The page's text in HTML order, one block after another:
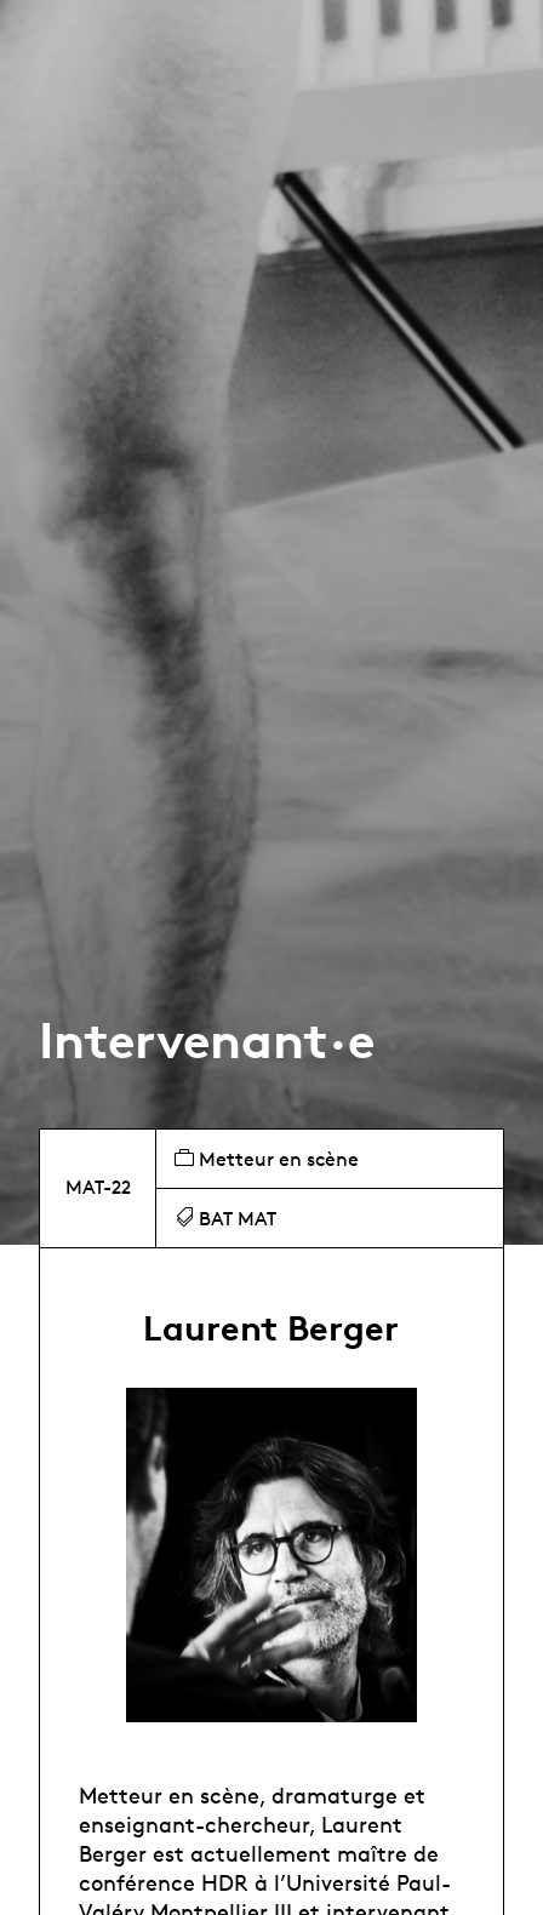
Intervenant·e
MAT-22
Metteur en scène
BAT MAT
Laurent Berger
Metteur en scène, dramaturge et
enseignant-chercheur, Laurent
Berger est actuellement maître de
conférence HDR à l’Université Paul-